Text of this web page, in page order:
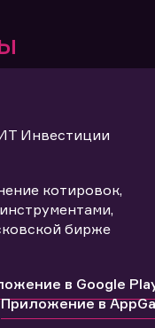
Инвестиции
котировок,
бирже
в Google
Приложение в